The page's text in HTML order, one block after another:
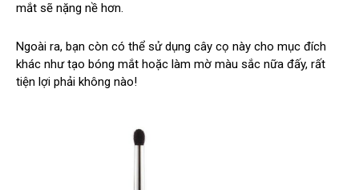
mắt sẽ nặng nề hơn.
Ngoài ra, bạn còn có thể sử dụng cây cọ này cho mục đích
khác như tạo bóng mắt hoặc làm mờ màu sắc nữa đấy, rất
tiện lợi phải không nào!